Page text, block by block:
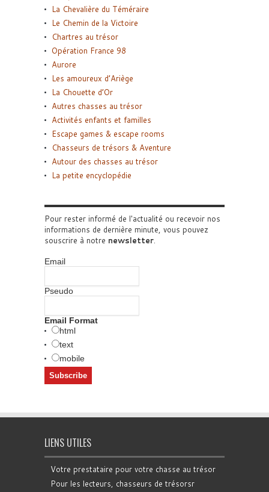
La Chevalière du Téméraire
Le Chemin de la Victoire
Chartres au trésor
Opération France 98
Aurore
Les amoureux d’Ariège
La Chouette d’Or
Autres chasses au trésor
Activités enfants et familles
Escape games & escape rooms
Chasseurs de trésors & Aventure
Autour des chasses au trésor
La petite encyclopédie
Pour rester informé de l'actualité ou recevoir nos
informations de dernière minute, vous pouvez
souscrire à notre newsletter.
Email
Pseudo
Email Format
html
text
mobile
LIENS UTILES
Votre prestataire pour votre chasse au trésor
Pour les lecteurs, chasseurs de trésorsr